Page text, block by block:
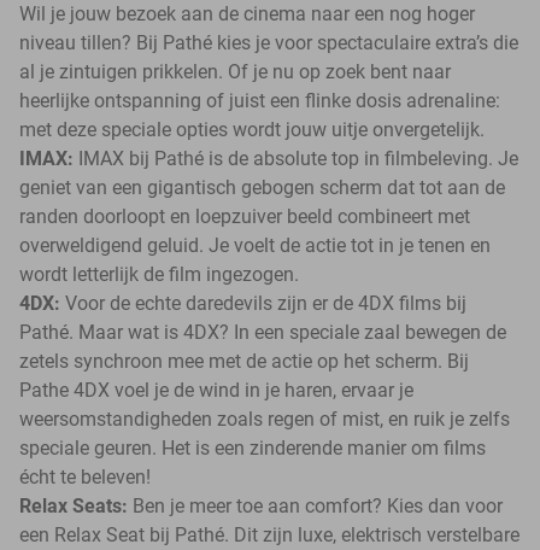
Wil je jouw bezoek aan de cinema naar een nog hoger
niveau tillen? Bij Pathé kies je voor spectaculaire extra’s die
al je zintuigen prikkelen. Of je nu op zoek bent naar
heerlijke ontspanning of juist een flinke dosis adrenaline:
met deze speciale opties wordt jouw uitje onvergetelijk.
IMAX: IMAX bij Pathé is de absolute top in filmbeleving. Je
geniet van een gigantisch gebogen scherm dat tot aan de
randen doorloopt en loepzuiver beeld combineert met
overweldigend geluid. Je voelt de actie tot in je tenen en
wordt letterlijk de film ingezogen.
4DX: Voor de echte daredevils zijn er de 4DX films bij
Pathé. Maar wat is 4DX? In een speciale zaal bewegen de
zetels synchroon mee met de actie op het scherm. Bij
Pathe 4DX voel je de wind in je haren, ervaar je
weersomstandigheden zoals regen of mist, en ruik je zelfs
speciale geuren. Het is een zinderende manier om films
écht te beleven!
Relax Seats: Ben je meer toe aan comfort? Kies dan voor
een Relax Seat bij Pathé. Dit zijn luxe, elektrisch verstelbare